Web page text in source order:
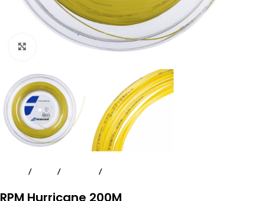
Click to enlarge
Tennis Cordages Monofilament
RPM Hurricane 200M